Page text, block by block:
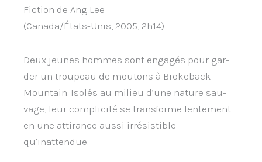
Fiction de Ang Lee
(Canada/États-Unis, 2005, 2h14)
Deux jeunes hommes sont enga­gés pour gar­
der un trou­peau de mou­tons à Bro­ke­back
Moun­tain. Iso­lés au milieu d’une nature sau­
vage, leur com­pli­ci­té se trans­forme len­te­ment
en une atti­rance aus­si irré­sis­tible
qu’inattendue.